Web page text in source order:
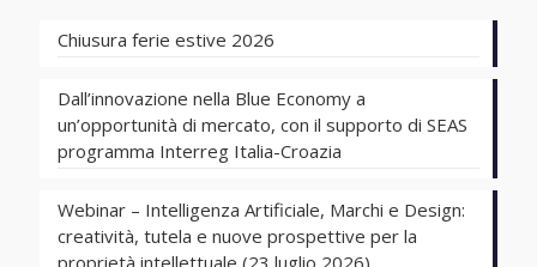
Chiusura ferie estive 2026
Dall’innovazione nella Blue Economy a
un’opportunità di mercato, con il supporto di SEAS
programma Interreg Italia-Croazia
Webinar – Intelligenza Artificiale, Marchi e Design:
creatività, tutela e nuove prospettive per la